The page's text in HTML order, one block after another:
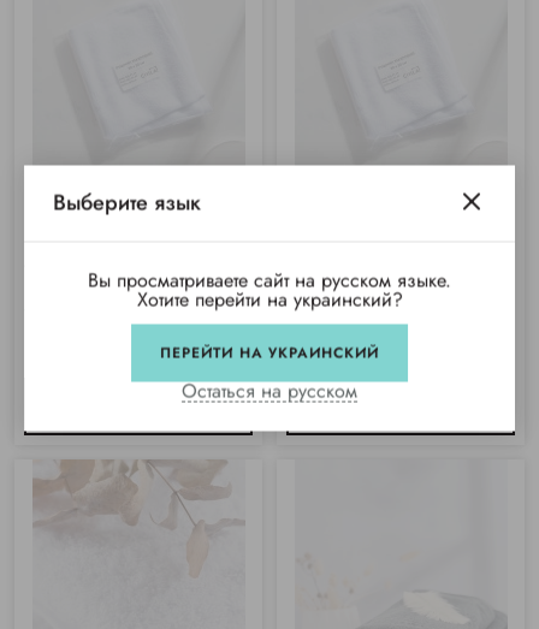
Узбекистан (400 г/м²), белое
СООБЩИТЬ
Купили 17 раз
Нет в наличии
СООБЩИТЬ
Выберите язык
Вы просматриваете сайт на русском языке.
Хотите перейти на украинский?
ПЕРЕЙТИ НА УКРАИНСКИЙ
Остаться на русском